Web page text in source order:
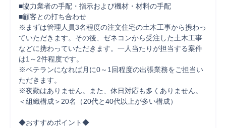
■協力業者の手配・指示および機材・材料の手配
■顧客との打ち合わせ
※まずは管理人員3名程度の注文住宅の土木工事から携わっ
ていただきます。その後、ゼネコンから受注した土木工事
などに携わっていただきます。一人当たりが担当する案件
は1～2件程度です。
※ベテランになれば月に0～1回程度の出張業務をご担当い
ただきます。
※夜勤はありません。また、休日対応も多くありません。
＜組織構成＞20名（20代と40代以上が多い構成）
◆おすすめポイント◆